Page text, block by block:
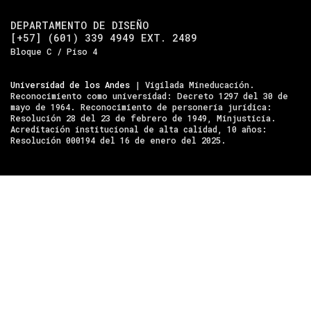
DEPARTAMENTO DE DISEÑO
[+57] (601) 339 4949 EXT. 2489
Bloque C / Piso 4
Universidad de los Andes | Vigilada Mineducación.
Reconocimiento como universidad: Decreto 1297 del 30 de
mayo de 1964. Reconocimiento de personería jurídica:
Resolución 28 del 23 de febrero de 1949, Minjusticia.
Acreditación institucional de alta calidad, 10 años:
Resolución 000194 del 16 de enero del 2025.